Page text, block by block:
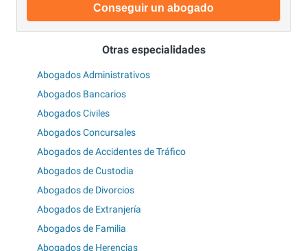
Conseguir un abogado
Otras especialidades
Abogados Administrativos
Abogados Bancarios
Abogados Civiles
Abogados Concursales
Abogados de Accidentes de Tráfico
Abogados de Custodia
Abogados de Divorcios
Abogados de Extranjería
Abogados de Familia
Abogados de Herencias